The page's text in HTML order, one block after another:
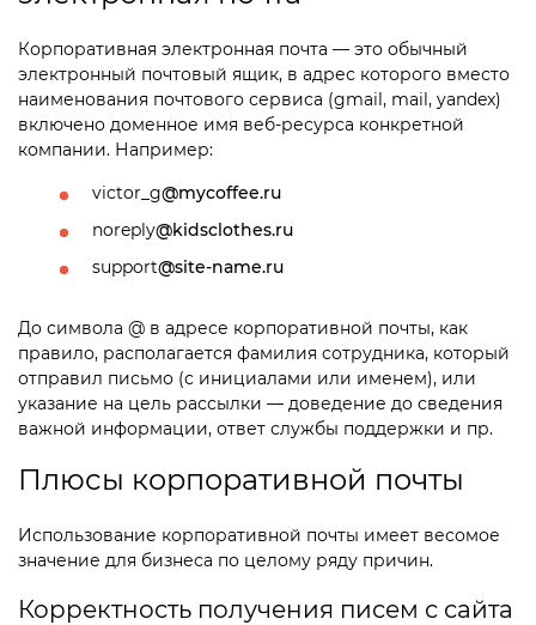
Корпоративная электронная почта — это обычный
электронный почтовый ящик, в адрес которого вместо
наименования почтового сервиса (gmail, mail, yandex)
включено доменное имя веб-ресурса конкретной
компании. Например:
victor_g@mycoffee.ru
noreply@kidsclothes.ru
support@site-name.ru
До символа @ в адресе корпоративной почты, как
правило, располагается фамилия сотрудника, который
отправил письмо (с инициалами или именем), или
указание на цель рассылки — доведение до сведения
важной информации, ответ службы поддержки и пр.
Плюсы корпоративной почты
Использование корпоративной почты имеет весомое
значение для бизнеса по целому ряду причин.
Корректность получения писем с сайта